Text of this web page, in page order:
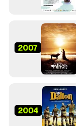
2007
2004